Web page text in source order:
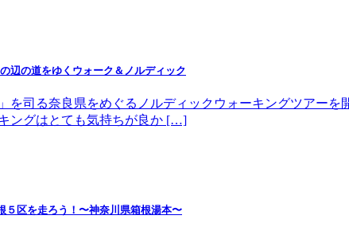
辺の道をゆくウォーク＆ノルディック
を司る奈良県をめぐるノルディックウォーキングツアー
ングはとても気持ちが良か […]
５区を走ろう！〜神奈川県箱根湯本〜